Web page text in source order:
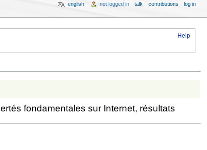
Help
fondamentales sur Internet, résultats
english not logged in talk contributions log in